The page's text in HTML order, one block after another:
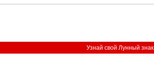
Узнай свой Лунный знак